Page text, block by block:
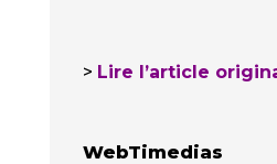
> Lire l’article
WebTimedias